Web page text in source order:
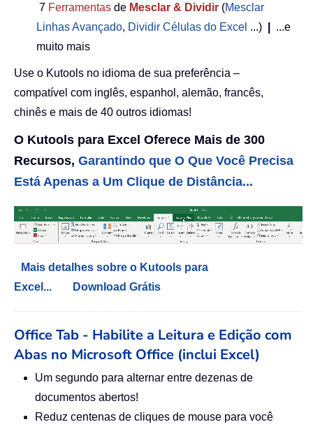
7 Ferramentas de Mesclar & Dividir (Mesclar
Linhas Avançado, Dividir Células do Excel ...)
...e
muito mais
Use o Kutools no idioma de sua preferência –
compatível com inglês, espanhol, alemão, francês,
chinês e mais de 40 outros idiomas!
O Kutools para Excel Oferece Mais de 300
Recursos, Garantindo que O Que Você Precisa
Está Apenas a Um Clique de Distância...
Mais detalhes sobre o Kutools para
Excel...
Download Grátis
Office Tab - Habilite a Leitura e Edição com
Abas no Microsoft Office (inclui Excel)
Um segundo para alternar entre dezenas de
documentos abertos!
Reduz centenas de cliques de mouse para você